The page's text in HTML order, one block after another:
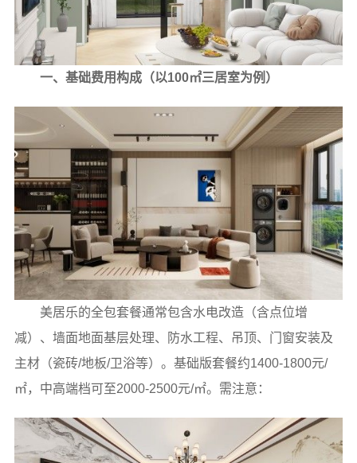
一、基础费用构成（以100㎡三居室为例）
美居乐的全包套餐通常包含水电改造（含点位增
减）、墙面地面基层处理、防水工程、吊顶、门窗安装及
主材（瓷砖/地板/卫浴等）。基础版套餐约1400-1800元/
㎡，中高端档可至2000-2500元/㎡。需注意：